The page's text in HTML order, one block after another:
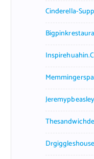
Cinderella-